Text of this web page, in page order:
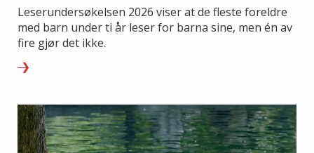
Leserundersøkelsen 2026 viser at de fleste foreldre
med barn under ti år leser for barna sine, men én av
fire gjør det ikke.